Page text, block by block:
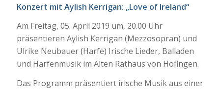
Konzert mit Aylish Kerrigan: „Love of Ireland“
Am Freitag, 05. April 2019 um, 20.00 Uhr
präsentieren Aylish Kerrigan (Mezzosopran) und
Ulrike Neubauer (Harfe) Irische Lieder, Balladen
und Harfenmusik im Alten Rathaus von Höfingen.
Das Programm präsentiert irische Musik aus einer